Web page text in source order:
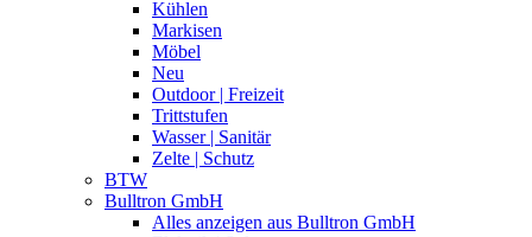
Kühlen
Markisen
Möbel
Neu
Outdoor | Freizeit
Trittstufen
Wasser | Sanitär
Zelte | Schutz
BTW
Bulltron GmbH
Alles anzeigen aus Bulltron GmbH